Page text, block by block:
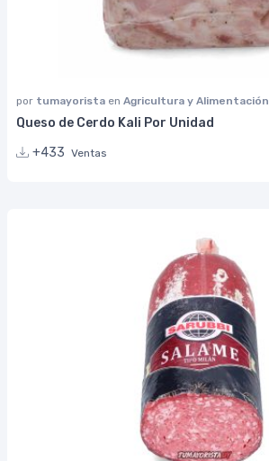
por tumayorista en Agricultura y Alimentación
Queso de Cerdo Kali Por Unidad
+433 Ventas